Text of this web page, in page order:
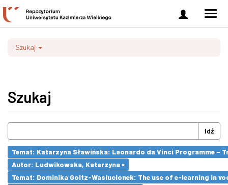
Zaloguj
się
Szukaj
Szukaj
Idź
Temat: Katarzyna Sławińska: Leonardo da Vinci Programme
Autor: Ludwikowska, Katarzyna ×
Temat: Dominika Goltz-Wasiucionek: The use of e-learning in